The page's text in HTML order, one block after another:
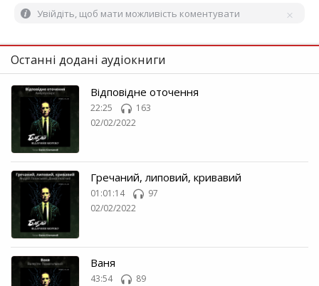
Увійдіть, щоб мати можливість коментувати
Останні додані аудіокниги
Відповідне оточення
22:25
163
02/02/2022
Гречаний, липовий, кривавий
01:01:14
97
02/02/2022
Ваня
43:54
89